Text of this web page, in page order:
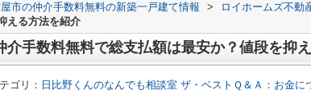
市の仲介手数料無料の新築一戸建て情報 > ロイホームズ不動
える方法を紹介
介手数料無料で総支払額は最安か？値段を抑
ゴリ： 日比野くんのなんでも相談室 ザ・ベストＱ＆Ａ：お金に